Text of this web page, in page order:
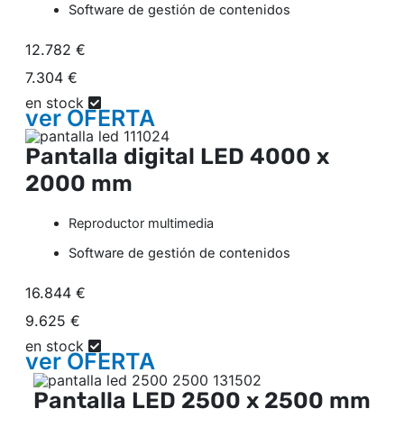
Software de gestión de contenidos
12.782 €
7.304 €
en stock
verOFERTA
Pantalla digital LED 4000 x
2000 mm
Reproductor multimedia
Software de gestión de contenidos
16.844 €
9.625 €
en stock
verOFERTA
Pantalla LED 2500 x 2500 mm